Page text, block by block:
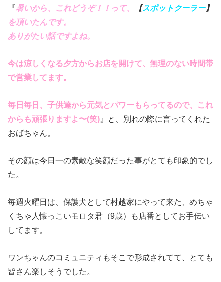
『暑いから、これどうぞ！！って、 【スポットクーラー】
を頂いたんです。
ありがたい話ですよね。
今は涼しくなる夕方からお店を開けて、無理のない時間帯
で営業してます。
毎日毎日、子供達から元気とパワーもらってるので、これ
からも頑張りますよ〜(笑) 』と、別れの際に言ってくれた
おばちゃん。
その顔は今日一の素敵な笑顔だった事がとても印象的でし
た。
毎週火曜日は、保護犬として村越家にやって来た、めちゃ
くちゃ人懐っこいモロタ君（9歳）も店番としてお手伝い
してます。
ワンちゃんのコミュニティもそこで形成されてて、とても
皆さん楽しそうでした。